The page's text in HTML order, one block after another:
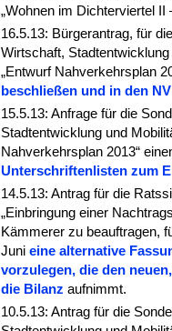
„Wohnen im Dichterviertel II
16.5.13: Bürgerantrag, für
Wirtschaft,
„Entwurf Nahverkehrsplan
beschließen und in den
15.5.13: Anfrage für die
Stadtentwicklung und
Nahverkehrsplan 2013“
Unterschriftenlisten zum
14.5.13: Antrag für die
„Einbringung einer
Kämmerer zu beauftragen,
Juni eine alternative
vorzulegen, die den
die Bilanz aufnimmt.
10.5.13: Antrag für die